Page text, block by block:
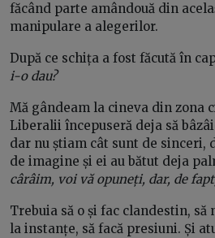
făcând parte amândouă din
manipulare a alegerilor.
După ce schița a fost făcută în
i-o dau?
Mă gândeam la cineva din zona
Liberalii începuseră deja să
dar nu știam cât sunt de sinceri,
de imagine și ei au bătut deja
cârâim, voi vă opuneți, dar, de
Trebuia să o și fac clandestin, să
la instanțe, să facă presiuni. Și